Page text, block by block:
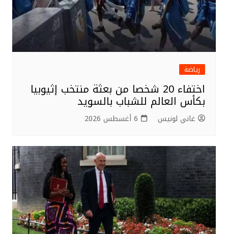
رياضة
اختفاء 20 شخصا من بعثة منتخب إثيوبيا
بكأس العالم للشباب بالسويد
غاني لونيس 6 أغسطس 2026